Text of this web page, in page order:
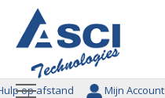
op afstand Mijn Account